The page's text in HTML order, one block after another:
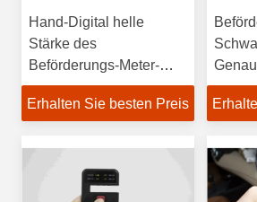
Hand-Digital helle
Stärke des
Beförderungs-Meter-
13mm
Erhalten Sie besten Preis
helles